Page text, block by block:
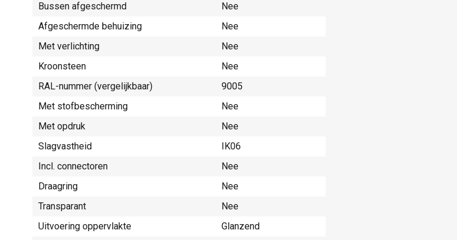
Bussen afgeschermd
Nee
Afgeschermde behuizing
Nee
Met verlichting
Nee
Kroonsteen
Nee
RAL-nummer (vergelijkbaar)
9005
Met stofbescherming
Nee
Met opdruk
Nee
Slagvastheid
IK06
Incl. connectoren
Nee
Draagring
Nee
Transparant
Nee
Uitvoering oppervlakte
Glanzend